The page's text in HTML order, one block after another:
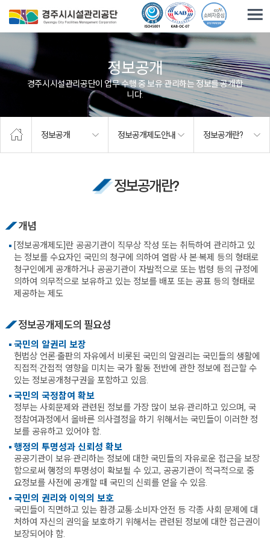
정보공개
경주시시설관리공단이 업무 수행 중 보유·관리하는 정보를 공개합
니다.
정보공개 정보공개제도안내 정보공개란?
정보공개란?
개념
[정보공개제도]란 공공기관이 직무상 작성 또는 취득하여 관리하고 있
는 정보를 수요자인 국민의 청구에 의하여 열람·사 본·복제 등의 형태로
청구인에게 공개하거나 공공기관이 자발적으로 또는 법령 등의 규정에
의하여 의무적으로 보유하고 있는 정보를 배포 또는 공표 등의 형태로
제공하는 제도
정보공개제도의 필요성
국민의 알권리 보장
헌법상 언론·출판의 자유에서 비롯된 국민의 알권리는 국민들의 생활에
직접적·간접적 영향을 미치는 국가 활동 전반에 관한 정보에 접근할 수
있는 정보공개청구권을 포함하고 있음.
국민의 국정참여 확보
정부는 사회문제와 관련된 정보를 가장 많이 보유·관리하고 있으며, 국
정참여과정에서 올바른 의사결정을 하기 위해서는 국민들이 이러한 정
보를 공유하고 있어야 함.
행정의 투명성과 신뢰성 확보
공공기관이 보유·관리하는 정보에 대한 국민들의 자유로운 접근을 보장
함으로써 행정의 투명성이 확보될 수 있고, 공공기관이 적극적으로 중
요정보를 사전에 공개할 때 국민의 신뢰를 얻을 수 있음.
국민의 권리와 이익의 보호
국민들이 직면하고 있는 환경·교통·소비자·안전 등 각종 사회 문제에 대
처하여 자신의 권익을 보호하기 위해서는 관련된 정보에 대한 접근권이
보장되어야 함.